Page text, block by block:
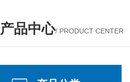
产品中心/ PRODUCT CENTER